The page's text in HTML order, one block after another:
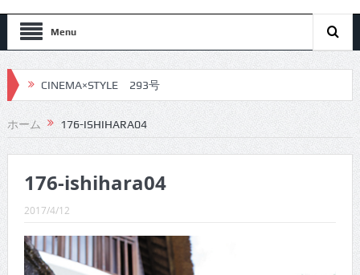
Menu
CINEMA×STYLE 293号
CINEMA×STYLE 292号
CINEMA×STYLE 291号
CINEMA×STYLE 290号
CINEMA×STYLE 289号
CINEMA×STYLE 288号
CINEMA×STYLE 287号
ホーム 176-ISHIHARA04
176-ishihara04
2017/4/12